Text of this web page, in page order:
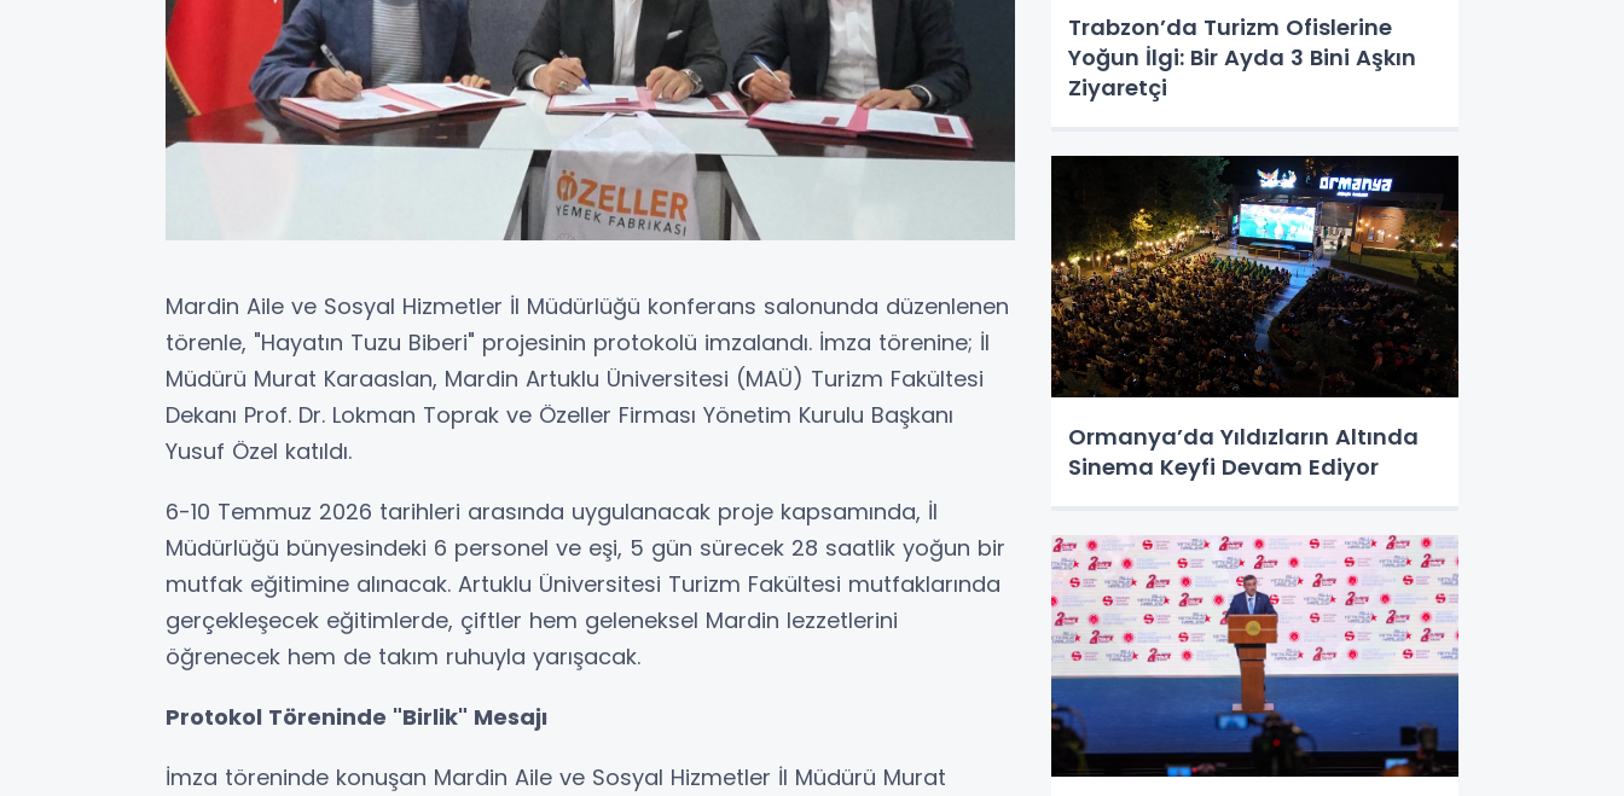
Mardin Aile ve Sosyal Hizmetler İl Müdürlüğü konferans salonunda düzenlenen
törenle, "Hayatın Tuzu Biberi" projesinin protokolü imzalandı. İmza törenine; İl
Müdürü Murat Karaaslan, Mardin Artuklu Üniversitesi (MAÜ) Turizm Fakültesi
Dekanı Prof. Dr. Lokman Toprak ve Özeller Firması Yönetim Kurulu Başkanı
Yusuf Özel katıldı.
6-10 Temmuz 2026 tarihleri arasında uygulanacak proje kapsamında, İl
Müdürlüğü bünyesindeki 6 personel ve eşi, 5 gün sürecek 28 saatlik yoğun bir
mutfak eğitimine alınacak. Artuklu Üniversitesi Turizm Fakültesi mutfaklarında
gerçekleşecek eğitimlerde, çiftler hem geleneksel Mardin lezzetlerini
öğrenecek hem de takım ruhuyla yarışacak.
Protokol Töreninde "Birlik" Mesajı
İmza töreninde konuşan Mardin Aile ve Sosyal Hizmetler İl Müdürü Murat
Trabzon’da Turizm Ofislerine
Yoğun İlgi: Bir Ayda 3 Bini Aşkın
Ziyaretçi
Ormanya’da Yıldızların Altında
Sinema Keyfi Devam Ediyor